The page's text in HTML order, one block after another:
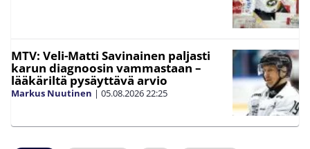
MTV: Veli-Matti Savinainen paljasti
karun diagnoosin vammastaan –
lääkäriltä pysäyttävä arvio
Markus Nuutinen | 05.08.202622:25